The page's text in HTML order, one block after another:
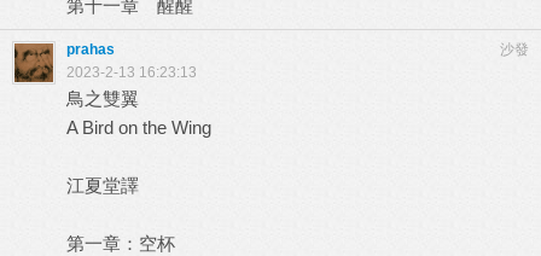
第十一章 醒醒
沙發
prahas
2023-2-13 16:23:13
鳥之雙翼
A Bird on the Wing
江夏堂譯
第一章：空杯